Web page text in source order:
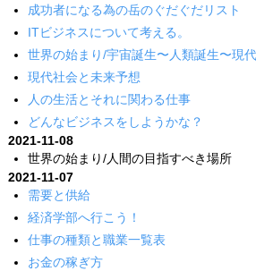
成功者になる為の岳のぐだぐだリスト
ITビジネスについて考える。
世界の始まり/宇宙誕生〜人類誕生〜現
現代社会と未来予想
人の生活とそれに関わる仕事
どんなビジネスをしようかな？
2021-11-08
世界の始まり/人間の目指すべき場所
2021-11-07
需要と供給
経済学部へ行こう！
仕事の種類と職業一覧表
お金の稼ぎ方